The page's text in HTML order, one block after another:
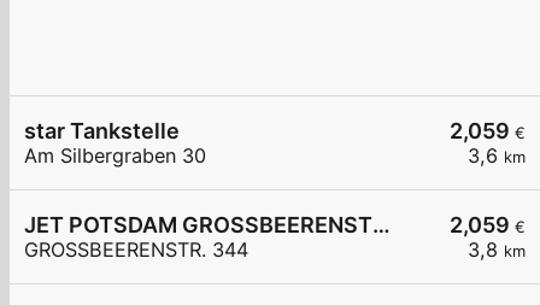
2,059 €
3,6 km
star Tankstelle
Am Silbergraben 30
2,059 €
3,8 km
JET POTSDAM GROSSBEERENSTR. 344
GROSSBEERENSTR. 344